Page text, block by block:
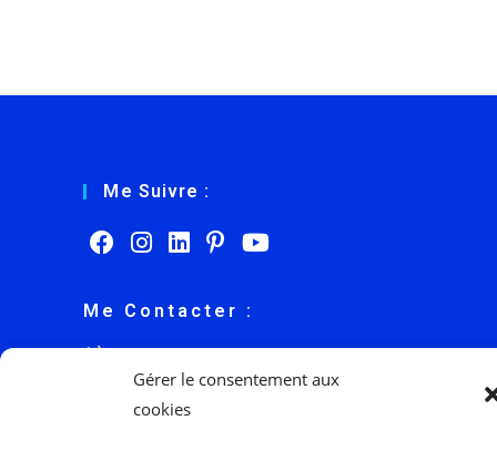
Gérer le consentement aux
cookies
Me Suivre :
Me Contacter :